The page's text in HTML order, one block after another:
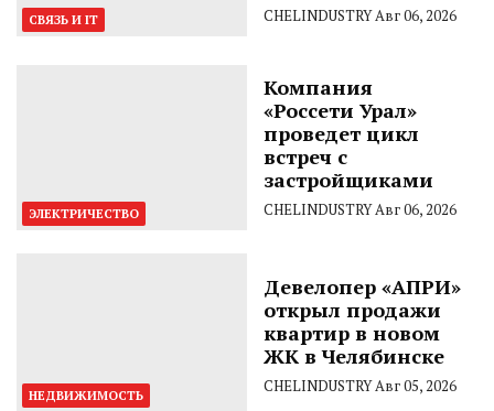
СВЯЗЬ И IT CHELINDUSTRYАвг 06, 2026
ЭЛЕКТРИЧЕСТВО
Компания
«Россети Урал»
проведет цикл
встреч с
застройщиками
CHELINDUSTRYАвг 06, 2026
НЕДВИЖИМОСТЬ
Девелопер «АПРИ»
открыл продажи
квартир в новом
ЖК в Челябинске
CHELINDUSTRYАвг 05, 2026